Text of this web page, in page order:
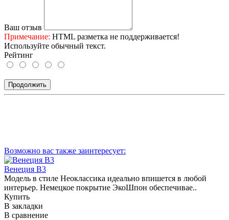
Ваш отзыв
Примечание: HTML разметка не поддерживается!
Используйте обычный текст.
Рейтинг
Продолжить
Возможно вас также заинтересует:
Венеция В3
Модель в стиле Неоклассика идеально впишется в любой
интерьер. Немецкое покрытие ЭкоШпон обеспечивае..
Купить
В закладки
В сравнение